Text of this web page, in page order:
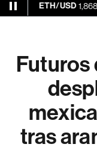
1,868.13
Futuros
tras